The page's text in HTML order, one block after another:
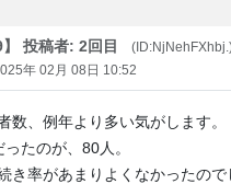
】 投稿者: 2回目
年 02月 08日 10:52
数、例年より多い気がします。
たのが、80人。
き率があまりよくなかったので